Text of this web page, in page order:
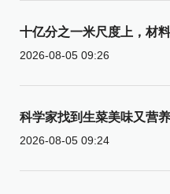
十亿分之一米尺度上，材
2026-08-05 09:26
科学家找到生菜美味又营
2026-08-05 09:24